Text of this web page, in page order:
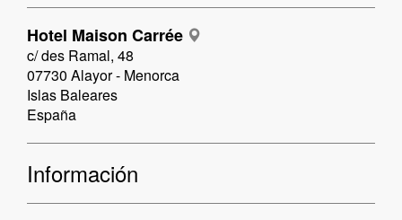
Hotel Maison Carrée
c/ des Ramal, 48
07730 Alayor - Menorca
Islas Baleares
España
Información